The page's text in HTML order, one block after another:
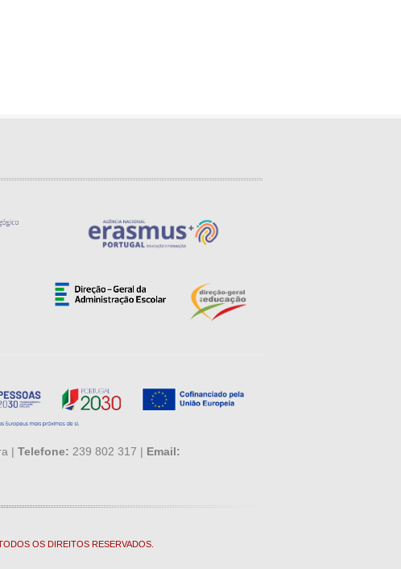
| Telefone: 239 802 317 | Email:
OS DIREITOS RESERVADOS.